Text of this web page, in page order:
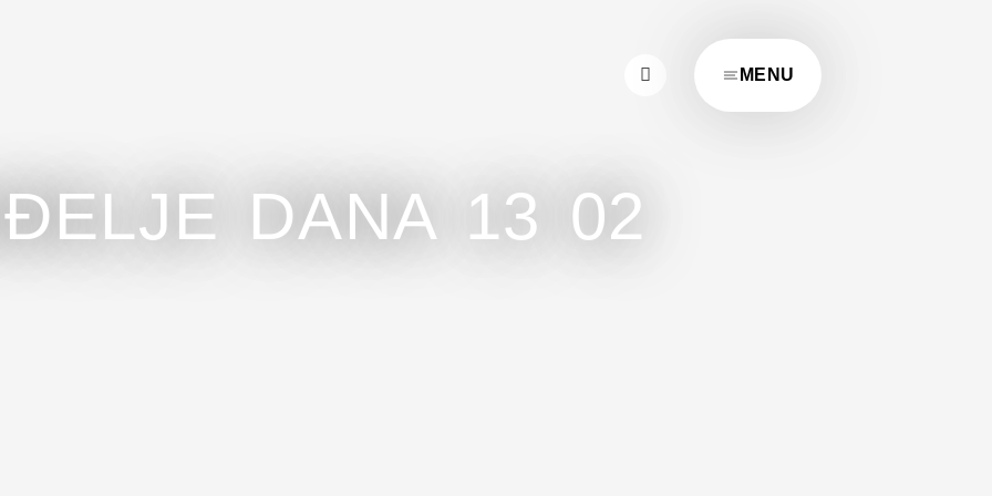
MENU
DANA 13 02